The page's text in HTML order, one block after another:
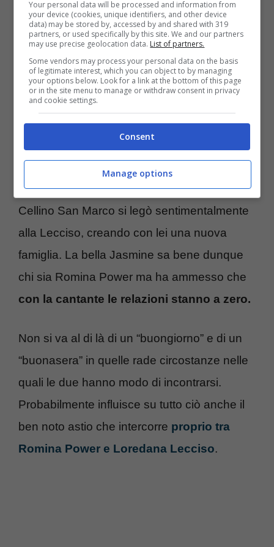
stiano le cose con Romina Power.Lei sa
benissimo che quest’ultima è stata legata a
lungo a suo padre, prima che lei nascesse. E
ha imparato che il pubblico ancora considera
Al Bano e Romina una cosa sola, anche se
non è più così da tanto tempo.
Era il 1999 quando i due si separarono
, ed
a distanza di un anno circa il cantautore di
Cellino San Marco si legò sentimentalmente
alla Lecciso, creando con lei una nuova
famiglia. La bella Jasmine sa bene dunque
chi sia Romina Power ma ha ammesso che
con la cantante le relazioni stanno a zero.
Non si va al di là di un “buongiorno” e di un
“buonasera” in quelle rade circostanze nelle
quali le due hanno modo di incontrarsi.
Probabilmente influisce su tutto ciò anche il
ben noto astio che intercorre proprio tra
Romina Power e Loredana Lecciso.
Your personal data will be processed and information from
your device (cookies, unique identifiers, and other device
data) may be stored by, accessed by and shared with 319
partners, or used specifically by this site. We and our partners
may use precise geolocation data. List of partners.
Some vendors may process your personal data on the basis
of legitimate interest, which you can object to by managing
your options below. Look for a link at the bottom of this page
or in the site menu to manage or withdraw consent in privacy
and cookie settings.
Consent
Manage options